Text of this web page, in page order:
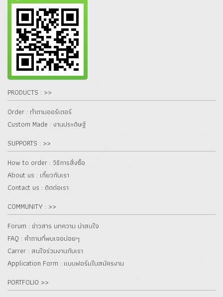
PRODUCTS : >>
Order : ทำตามออร์เดอร์
Custom Made : งานประดิษฐ์
SUPPORTS : >>
How to order : วิธีการสั่งซื้อ
About us : เกี๋ยวกับเรา
Contact us : ติดต่อเรา
COMMUNITY : >>
Forum : ข่าวสาร บทความ น่าสนใจ
FAQ : คำถามที่พบเจอบ่อยๆ
Carrer : สนใจร่วมงานกับเรา
Application Form : แบบฟอร์มใบสมัครงาน
PORTFOLIO >>